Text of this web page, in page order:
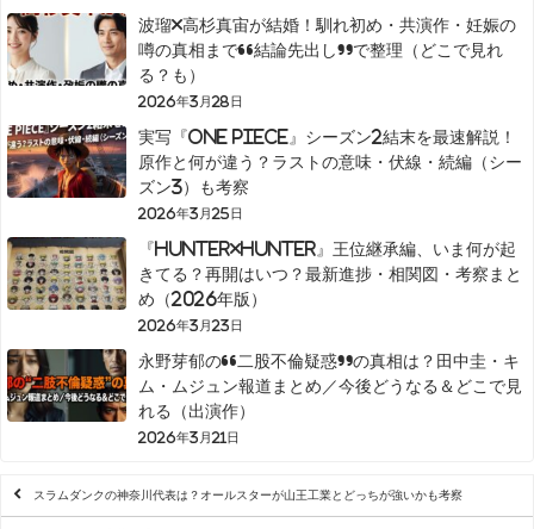
波瑠×高杉真宙が結婚！馴れ初め・共演作・妊娠の
噂の真相まで“結論先出し”で整理（どこで見れ
る？も）
2026年3月28日
実写『ONE PIECE』シーズン2結末を最速解説！
原作と何が違う？ラストの意味・伏線・続編（シー
ズン3）も考察
2026年3月25日
『HUNTER×HUNTER』王位継承編、いま何が起
きてる？再開はいつ？最新進捗・相関図・考察まと
め（2026年版）
2026年3月23日
永野芽郁の“二股不倫疑惑”の真相は？田中圭・キ
ム・ムジュン報道まとめ／今後どうなる＆どこで見
れる（出演作）
2026年3月21日
スラムダンクの神奈川代表は？オールスターが山王工業とどっちが強いかも考察